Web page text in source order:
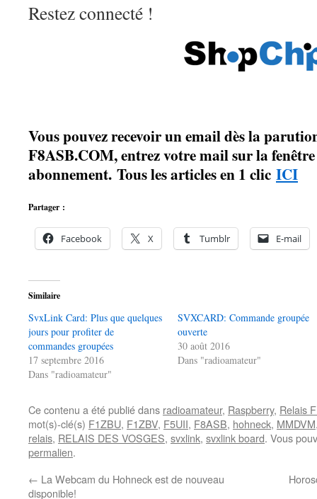
Restez connecté !
Vous pouvez recevoir un email dès la
F8ASB.COM, entrez votre mail sur la
abonnement. Tous les articles en 1 clic ICI
Partager :
Facebook X Tumblr E-mail
Similaire
SvxLink Card: Plus que quelques
jours pour profiter de
commandes groupées
17 septembre 2016
Dans "radioamateur"
SVXCARD: Commande groupée
ouverte
30 août 2016
Dans "radioamateur"
Ce contenu a été publié dans radioamateur, Raspberry, Relais
mot(s)-clé(s) F1ZBU, F1ZBV, F5UII, F8ASB, hohneck, MMDVM
relais, RELAIS DES VOSGES, svxlink, svxlink board. Vous
permalien.
← La Webcam du Hohneck est de nouveau
disponible!